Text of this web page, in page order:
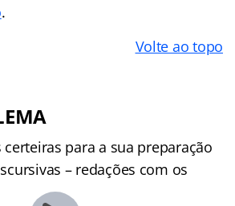
.
Volte ao topo
para a sua preparação
– redações com os